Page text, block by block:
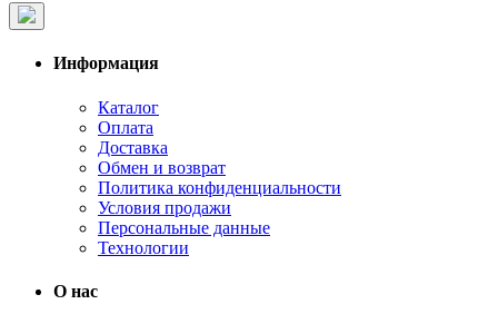
Информация
Каталог
Оплата
Доставка
Обмен и возврат
Политика конфиденциальности
Условия продажи
Персональные данные
Технологии
О нас